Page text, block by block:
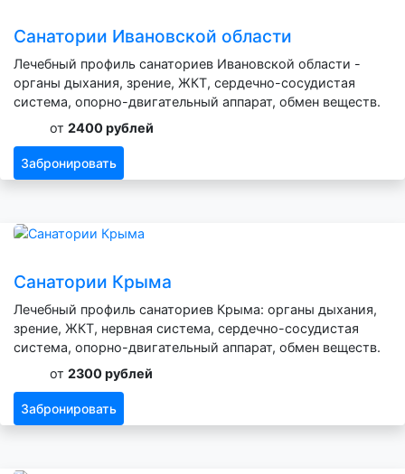
Санатории Ивановской области
Лечебный профиль санаториев Ивановской области -
органы дыхания, зрение, ЖКТ, сердечно-сосудистая
система, опорно-двигательный аппарат, обмен веществ.
от 2400 рублей
Забронировать
Санатории Крыма
Лечебный профиль санаториев Крыма: органы дыхания,
зрение, ЖКТ, нервная система, сердечно-сосудистая
система, опорно-двигательный аппарат, обмен веществ.
от 2300 рублей
Забронировать